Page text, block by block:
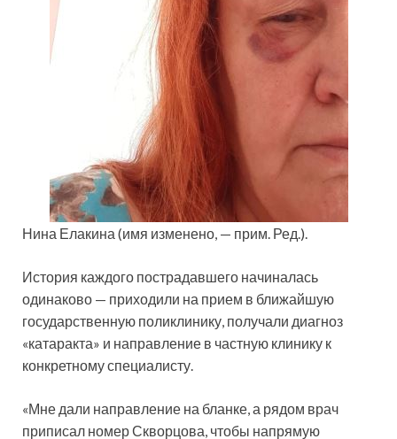
Нина Елакина (имя изменено, — прим. Ред.).
История каждого пострадавшего начиналась
одинаково — приходили на прием в ближайшую
государственную поликлинику, получали диагноз
«катаракта» и направление в частную клинику к
конкретному специалисту.
«Мне дали направление на бланке, а рядом врач
приписал номер Скворцова, чтобы напрямую